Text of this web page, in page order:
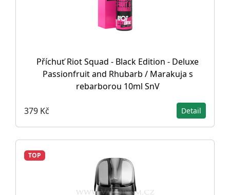
Příchuť Riot Squad - Black Edition - Deluxe
Passionfruit and Rhubarb / Marakuja s
rebarborou 10ml SnV
379 Kč Detail
TOP